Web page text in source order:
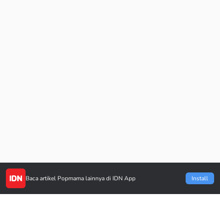
Baca artikel Popmama lainnya di IDN App Install